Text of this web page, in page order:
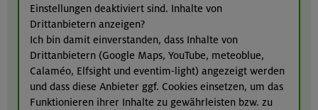
Einstellungen deaktiviert sind. Inhalte von
Drittanbietern anzeigen?
Ich bin damit einverstanden, dass Inhalte von
Drittanbietern (Google Maps, YouTube, meteoblue,
Calaméo, Elfsight und eventim-light) angezeigt werden
und dass diese Anbieter ggf. Cookies einsetzen, um das
Funktionieren ihrer Inhalte zu gewährleisten bzw. zu